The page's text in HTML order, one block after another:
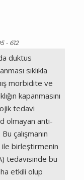
- 612
duktus
sıklıkla
morbidite ve
kapanmasını
tedavi
olmayan anti-
çalışmanın
ile birleştirmenin
tedavisinde bu
etkili olup